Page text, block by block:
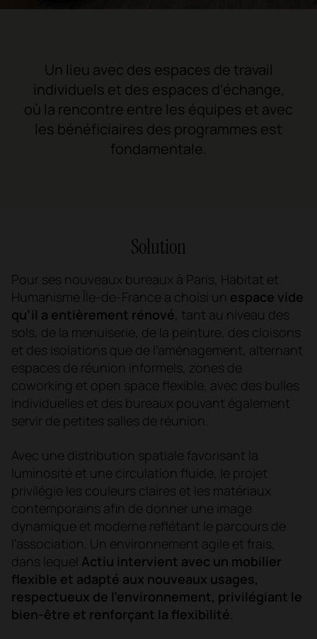
Un lieu avec des espaces de travail
individuels et des espaces d'échange,
où la rencontre entre les équipes et avec
les bénéficiaires des programmes est
fondamentale.
Solution
Pour ses nouveaux bureaux à Paris, Habitat et
Humanisme Île-de-France a choisi un espace vide
qu’il a entièrement rénové, tant au niveau des
sols, de la menuiserie, de la peinture, des cloisons
et des isolations que de l’aménagement, alternant
espaces de réunion informels, zones de
coworking et open space flexible, avec des bulles
individuelles et des bureaux pouvant également
servir de petites salles de réunion.
Avec une distribution spatiale favorisant la
luminosité et une circulation fluide, le projet
privilégie les couleurs claires et les matériaux
contemporains afin de donner une image
dynamique et moderne reflétant le parcours de
l’association. Un environnement agile et frais,
dans lequel Actiu intervient avec un mobilier
flexible et adapté aux nouveaux usages,
respectueux de l’environnement, privilégiant le
bien-être et renforçant la flexibilité.